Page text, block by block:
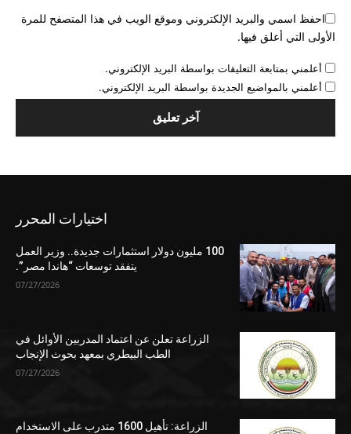
احفظ اسمي والبريد الإلكتروني وموقع الويب في هذا المتصفح للمرة
الأولى التي أعلق فيها.
أعلمني بمتابعة التعليقات بواسطة البريد الإلكتروني.
أعلمني بالمواضيع الجديدة بواسطة البريد الإلكتروني.
اختيارات المحرر
100 مليون دولار استثمارات جديدة.. وزير العمل
يتفقد توسعات “هاندا مصر”.
07/27/2026
الزراعة تعلن عن اعتماد المدربين الأوائل في
الطب البيطري بمعهد بحوث الإنجاب
07/27/2026
الزراعة: تأهيل 1600 متدرب على الاستخدام